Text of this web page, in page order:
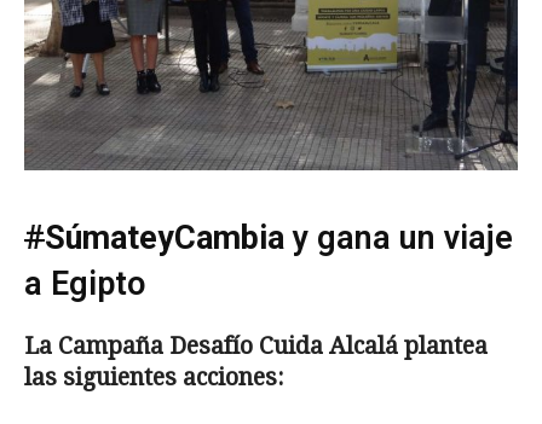
#SúmateyCambiay gana un viaje
a Egipto
La Campaña Desafío Cuida Alcalá plantea
las siguientes acciones: